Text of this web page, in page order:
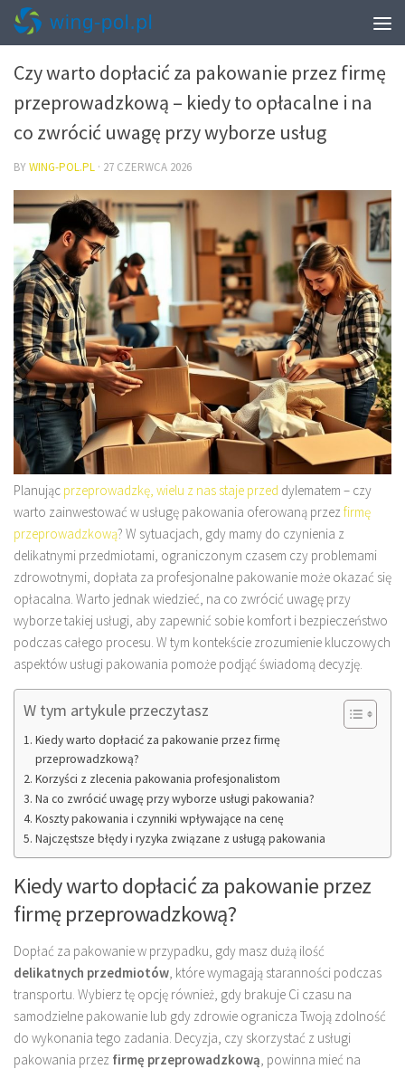
PRZEPROWADZKI – PAKOWANIE I START W NOWYM MIESZKANIU
Czy warto dopłacić za pakowanie przez firmę
przeprowadzkową – kiedy to opłacalne i na
co zwrócić uwagę przy wyborze usług
BYWING-POL.PL · 27 CZERWCA 2026
Planując przeprowadzkę, wielu z nas staje przed dylematem – czy
warto zainwestować w usługę pakowania oferowaną przez firmę
przeprowadzkową? W sytuacjach, gdy mamy do czynienia z
delikatnymi przedmiotami, ograniczonym czasem czy problemami
zdrowotnymi, dopłata za profesjonalne pakowanie może okazać się
opłacalna. Warto jednak wiedzieć, na co zwrócić uwagę przy
wyborze takiej usługi, aby zapewnić sobie komfort i bezpieczeństwo
podczas całego procesu. W tym kontekście zrozumienie kluczowych
aspektów usługi pakowania pomoże podjąć świadomą decyzję.
W tym artykule przeczytasz
Kiedy warto dopłacić za pakowanie przez firmę
przeprowadzkową?
Korzyści z zlecenia pakowania profesjonalistom
Na co zwrócić uwagę przy wyborze usługi pakowania?
Koszty pakowania i czynniki wpływające na cenę
Najczęstsze błędy i ryzyka związane z usługą pakowania
Kiedy warto dopłacić za pakowanie przez
firmę przeprowadzkową?
Dopłać za pakowanie w przypadku, gdy masz dużą ilość
delikatnych przedmiotów , które wymagają staranności podczas
transportu. Wybierz tę opcję również, gdy brakuje Ci czasu na
samodzielne pakowanie lub gdy zdrowie ogranicza Twoją zdolność
do wykonania tego zadania. Decyzja, czy skorzystać z usługi
pakowania przez firmę przeprowadzkową , powinna mieć na